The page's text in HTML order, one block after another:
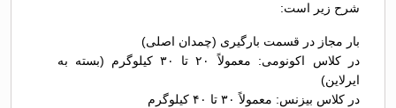
شرح زیر است:
بار مجاز در قسمت بارگیری (چمدان اصلی)
در کلاس اکونومی: معمولاً ۲۰ تا ۳۰ کیلوگرم (بسته به
ایرلاین)
در کلاس بیزنس: معمولاً ۳۰ تا ۴۰ کیلوگرم